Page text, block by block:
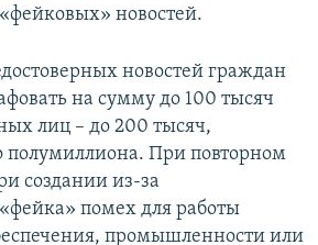
новостей.
новостей граждан
на сумму до 100 тысяч
лиц – до 200 тысяч,
полумиллиона. При повторном
создании из-за
помех для работы
промышленности или